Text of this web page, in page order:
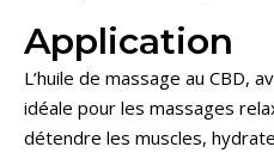
Application
L’huile de massage au CBD,
idéale pour les massages
détendre les muscles,